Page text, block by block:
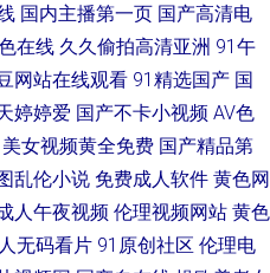
国内主播第一页 国产高清电
在线 久久偷拍高清亚洲 91午
网站在线观看 91精选国产 国
婷婷爱 国产不卡小视频 AV色
美女视频黄全免费 国产精品第
乱伦小说 免费成人软件 黄色网
人午夜视频 伦理视频网站 黄色
无码看片 91原创社区 伦理电